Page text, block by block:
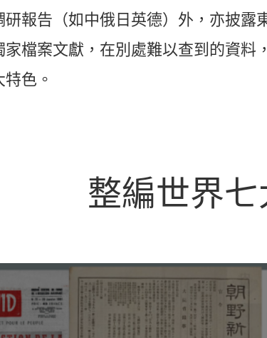
研報告（如中俄日英德）外，亦披露
家檔案文獻，在別處難以查到的資料
色。
整編世界